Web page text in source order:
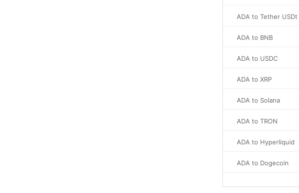
ADA to Tether USDt
ADA to BNB
ADA to USDC
ADA to XRP
ADA to Solana
ADA to TRON
ADA to Hyperliquid
ADA to Dogecoin